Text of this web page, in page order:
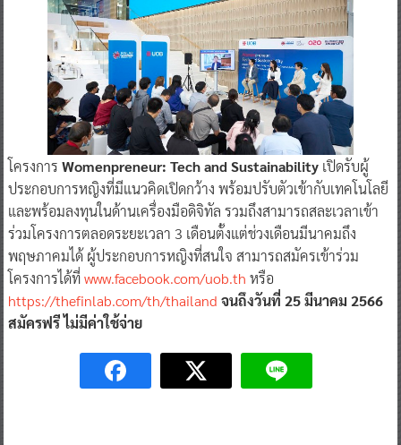
โครงการ Womenpreneur: Tech and Sustainabilityเปิดรับผู้
ประกอบการหญิงที่มีแนวคิดเปิดกว้าง พร้อมปรับตัวเข้ากับเทคโนโลยี
และพร้อมลงทุนในด้านเครื่องมือดิจิทัล รวมถึงสามารถสละเวลาเข้า
ร่วมโครงการตลอดระยะเวลา 3 เดือนตั้งแต่ช่วงเดือนมีนาคมถึง
พฤษภาคมได้ ผู้ประกอบการหญิงที่สนใจ สามารถสมัครเข้าร่วม
โครงการได้ที่www.facebook.com/uob.th หรือ
https://thefinlab.com/th/thailand จนถึงวันที่ 25 มีนาคม 2566
สมัครฟรี ไม่มีค่าใช้จ่าย